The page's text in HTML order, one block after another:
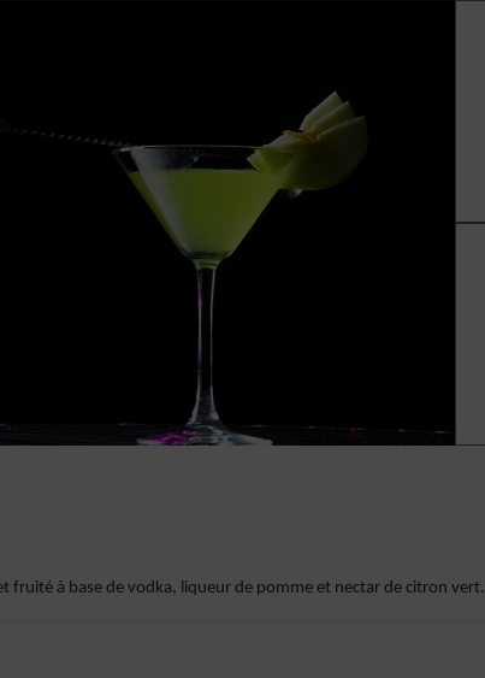
fruité à base de vodka, liqueur de pomme et nectar de citron vert.